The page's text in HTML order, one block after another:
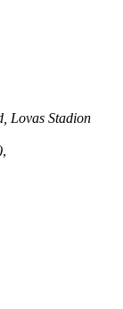
Lovas Stadion